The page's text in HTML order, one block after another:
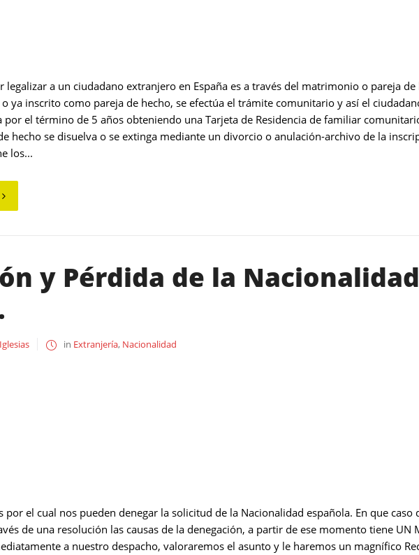
legalizar a un ciudadano extranjero en España es a través del matrimonio o pareja
o ya inscrito como pareja de hecho, se efectúa el trámite comunitario y así el
por el término de 5 años obteniendo una Tarjeta de Residencia de familiar
hecho se disuelva o se extinga mediante un divorcio o anulación-archivo de la
los...
y Pérdida de la
in Extranjería, Nacionalidad
por el cual nos pueden denegar la solicitud de la Nacionalidad española. En que
de una resolución las causas de la denegación, a partir de ese momento tiene UN
a nuestro despacho, valoraremos el asunto y le haremos un magnífico